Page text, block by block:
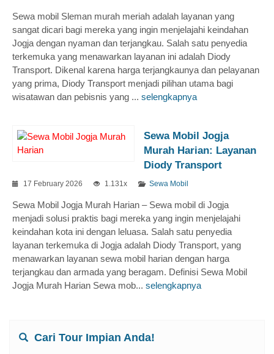
Sewa mobil Sleman murah meriah adalah layanan yang
sangat dicari bagi mereka yang ingin menjelajahi keindahan
Jogja dengan nyaman dan terjangkau. Salah satu penyedia
terkemuka yang menawarkan layanan ini adalah Diody
Transport. Dikenal karena harga terjangkaunya dan pelayanan
yang prima, Diody Transport menjadi pilihan utama bagi
wisatawan dan pebisnis yang ... selengkapnya
Sewa Mobil Jogja
Murah Harian: Layanan
Diody Transport
17 February 2026 1.131x Sewa Mobil
Sewa Mobil Jogja Murah Harian – Sewa mobil di Jogja
menjadi solusi praktis bagi mereka yang ingin menjelajahi
keindahan kota ini dengan leluasa. Salah satu penyedia
layanan terkemuka di Jogja adalah Diody Transport, yang
menawarkan layanan sewa mobil harian dengan harga
terjangkau dan armada yang beragam. Definisi Sewa Mobil
Jogja Murah Harian Sewa mob... selengkapnya
Cari Tour Impian Anda!